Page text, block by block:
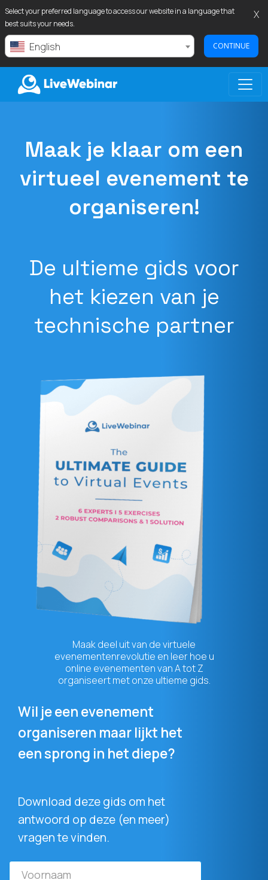
Select your preferred language to access our website in a language that
best suits your needs.
English CONTINUE
X
Maak je klaar om een
virtueel evenement te
organiseren!
De ultieme gids voor
het kiezen van je
technische partner
Maak deel uit van de virtuele
evenementenrevolutie en leer hoe u
online evenementen van A tot Z
organiseert met onze ultieme gids.
Wil je een evenement
organiseren maar lijkt het
een sprong in het diepe?
Download deze gids om het
antwoord op deze (en meer)
vragen te vinden.
Voornaam